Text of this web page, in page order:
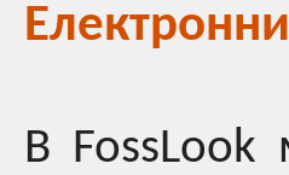
В FossLook